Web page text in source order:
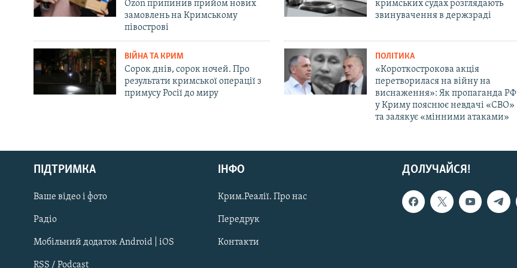
Русский
Qırımtatar
ДОЛУЧАЙСЯ!
Ozon припинив прийом нових
замовлень на Кримському
півострові
кримських судах розглядають
звинувачення в держзраді
ВІЙНА ТА КРИМ
Сорок днів, сорок ночей. Про
результати кримської операції з
примусу Росії до миру
ПОЛІТИКА
«Короткострокова акція
перетворилася на війну на
виснаження»: Як пропаганда РФ
у Криму пояснює невдачі «СВО»
та залякує «мінними атаками»
ДОЛУЧАЙСЯ!
ПІДТРИМКА
Ваше відео і фото
Радіо
Мобільний додаток Android | iOS
RSS / Podcast
ІНФО
Крим.Реалії. Про нас
Передрук
Контакти